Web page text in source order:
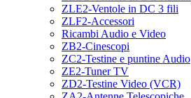
ZLE2-Ventole in DC 3 fili
ZLF2-Accessori
Ricambi Audio e Video
ZB2-Cinescopi
ZC2-Testine e puntine Audio
ZE2-Tuner TV
ZD2-Testine Video (VCR)